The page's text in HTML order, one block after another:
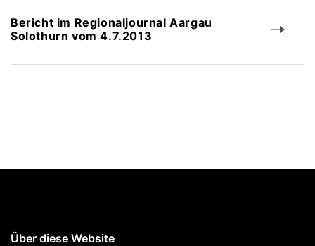
Bericht im Regionaljournal Aargau
Solothurn vom 4.7.2013
Über diese Website